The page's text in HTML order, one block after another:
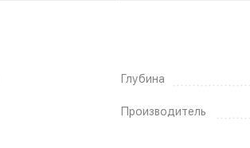
Глубина
Производитель